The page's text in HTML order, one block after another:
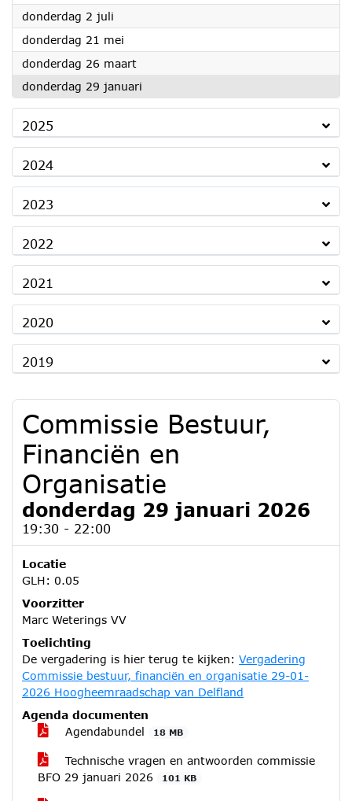
donderdag 2 juli
donderdag 21 mei
donderdag 26 maart2026
donderdag 29 januari
2025
2024
2023
2022
2021
2020
2019
Commissie Bestuur,
Financiën en
Organisatie
donderdag 29 januari 2026
19:30 - 22:00
Locatie
GLH: 0.05
Voorzitter
Marc Weterings VV
Toelichting
De vergadering is hier terug te kijken: Vergadering
Commissie bestuur, financiën en organisatie 29-01-
2026 Hoogheemraadschap van Delfland
Agenda documenten
Agendabundel
18 MB
Technische vragen en antwoorden commissie
BFO 29 januari 2026
101 KB